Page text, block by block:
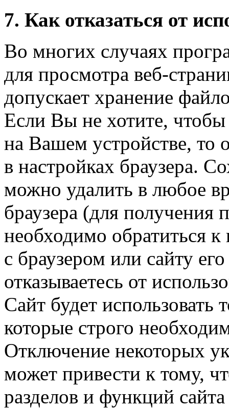
7. Как отказаться от
Во многих случаях
для просмотра веб-
допускает хранение
Если Вы не хотите,
на Вашем устройстве, то
в настройках браузера.
можно удалить в любое
браузера (для получения
необходимо обратиться
с браузером или сайту
отказываетесь от
Сайт будет использовать
которые строго
Отключение некоторых
может привести к тому,
разделов и функций